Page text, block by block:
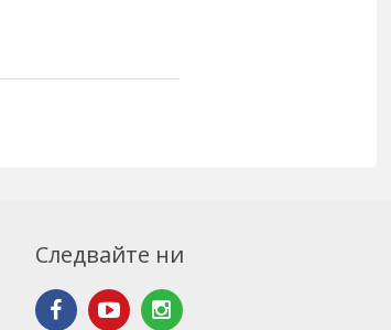
Следвайте ни